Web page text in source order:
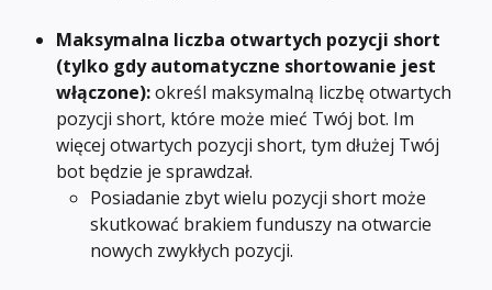
Maksymalna liczba otwartych pozycji short
(tylko gdy automatyczne shortowanie jest
włączone): określ maksymalną liczbę otwartych
pozycji short, które może mieć Twój bot. Im
więcej otwartych pozycji short, tym dłużej Twój
bot będzie je sprawdzał.
Posiadanie zbyt wielu pozycji short może
skutkować brakiem funduszy na otwarcie
nowych zwykłych pozycji.